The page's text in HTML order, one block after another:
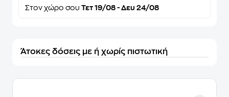
Στον χώρο σου Τετ 19/08 - Δευ 24/08
Άτοκες δόσεις με ή χωρίς πιστωτική